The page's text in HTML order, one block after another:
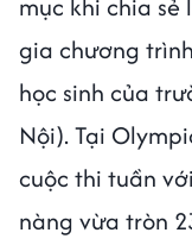
gia chương
học sinh của
Nội). Tại
cuộc thi tuần
nàng vừa tròn